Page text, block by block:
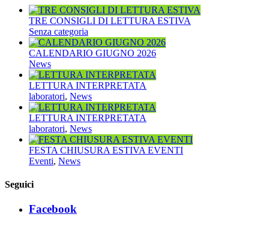
TRE CONSIGLI DI LETTURA ESTIVA
Senza categoria
CALENDARIO GIUGNO 2026
News
LETTURA INTERPRETATA
laboratori, News
LETTURA INTERPRETATA
laboratori, News
FESTA CHIUSURA ESTIVA EVENTI
Eventi, News
Seguici
Facebook